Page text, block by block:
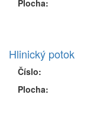
Plocha:
Hlinický potok
Číslo:
Plocha: